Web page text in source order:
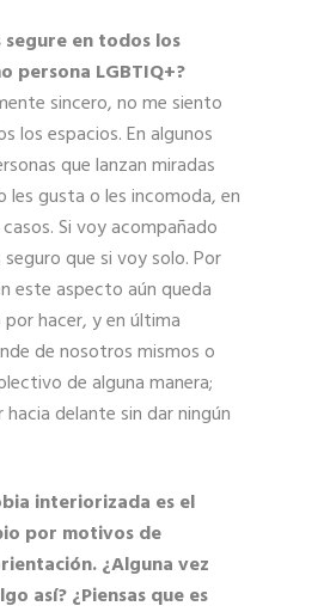
segure en todos los
persona LGBTIQ+?
sincero, no me siento
los espacios. En algunos
que lanzan miradas
les gusta o les incomoda, en
Si voy acompañado
que si voy solo. Por
este aspecto aún queda
hacer, y en última
de nosotros mismos o
de alguna manera;
delante sin dar ningún
interiorizada es el
por motivos de
¿Alguna vez
así? ¿Piensas que es